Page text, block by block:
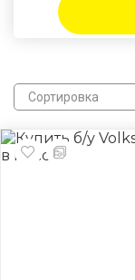
Сортировка